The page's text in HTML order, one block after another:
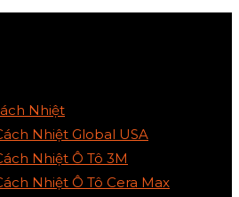
Nhiệt
Nhiệt Global USA
Nhiệt Ô Tô 3M
Nhiệt Ô Tô Cera Max